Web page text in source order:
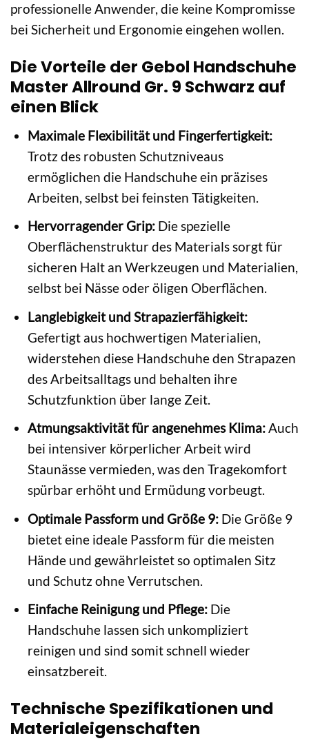
professionelle Anwender, die keine Kompromisse
bei Sicherheit und Ergonomie eingehen wollen.
Die Vorteile der Gebol Handschuhe
Master Allround Gr. 9 Schwarz auf
einen Blick
Maximale Flexibilität und Fingerfertigkeit:
Trotz des robusten Schutzniveaus
ermöglichen die Handschuhe ein präzises
Arbeiten, selbst bei feinsten Tätigkeiten.
Hervorragender Grip:Die spezielle
Oberflächenstruktur des Materials sorgt für
sicheren Halt an Werkzeugen und Materialien,
selbst bei Nässe oder öligen Oberflächen.
Langlebigkeit und Strapazierfähigkeit:
Gefertigt aus hochwertigen Materialien,
widerstehen diese Handschuhe den Strapazen
des Arbeitsalltags und behalten ihre
Schutzfunktion über lange Zeit.
Atmungsaktivität für angenehmes Klima:Auch
bei intensiver körperlicher Arbeit wird
Staunässe vermieden, was den Tragekomfort
spürbar erhöht und Ermüdung vorbeugt.
Optimale Passform und Größe 9:Die Größe 9
bietet eine ideale Passform für die meisten
Hände und gewährleistet so optimalen Sitz
und Schutz ohne Verrutschen.
Einfache Reinigung und Pflege:Die
Handschuhe lassen sich unkompliziert
reinigen und sind somit schnell wieder
einsatzbereit.
Technische Spezifikationen und
Materialeigenschaften